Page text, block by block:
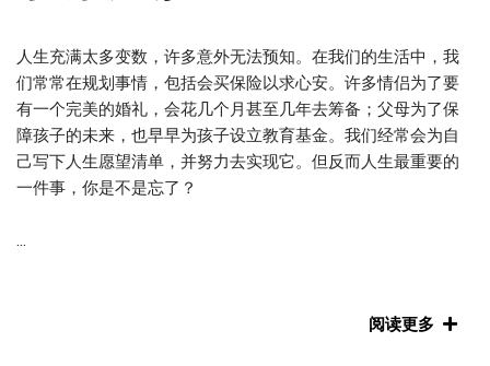
人生充满太多变数，许多意外无法预知。在我们的生活中，我
们常常在规划事情，包括会买保险以求心安。许多情侣为了要
有一个完美的婚礼，会花几个月甚至几年去筹备；父母为了保
障孩子的未来，也早早为孩子设立教育基金。我们经常会为自
己写下人生愿望清单，并努力去实现它。但反而人生最重要的
一件事，你是不是忘了？
...
阅读更多